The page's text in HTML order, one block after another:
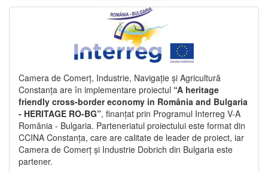
Camera de Comerț, Industrie, Navigație și Agricultură
Constanța are în implementare proiectul “A heritage
friendly cross-border economy in România and Bulgaria
- HERITAGE RO-BG”, finanțat prin Programul Interreg V-A
România - Bulgaria. Parteneriatul proiectului este format din
CCINA Constanța, care are calitate de leader de proiect, iar
Camera de Comerț și Industrie Dobrich din Bulgaria este
partener.